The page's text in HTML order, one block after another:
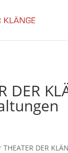
DER
DER